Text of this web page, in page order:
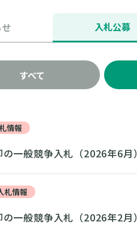
入札公募
すべて
情報
一般競争入札（2026年6月）
札情報
一般競争入札（2026年2月）